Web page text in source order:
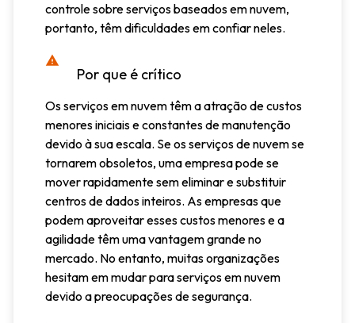
controle sobre serviços baseados em nuvem,
portanto, têm dificuldades em confiar neles.
Por que é crítico
Os serviços em nuvem têm a atração de custos
menores iniciais e constantes de manutenção
devido à sua escala. Se os serviços de nuvem se
tornarem obsoletos, uma empresa pode se
mover rapidamente sem eliminar e substituir
centros de dados inteiros. As empresas que
podem aproveitar esses custos menores e a
agilidade têm uma vantagem grande no
mercado. No entanto, muitas organizações
hesitam em mudar para serviços em nuvem
devido a preocupações de segurança.